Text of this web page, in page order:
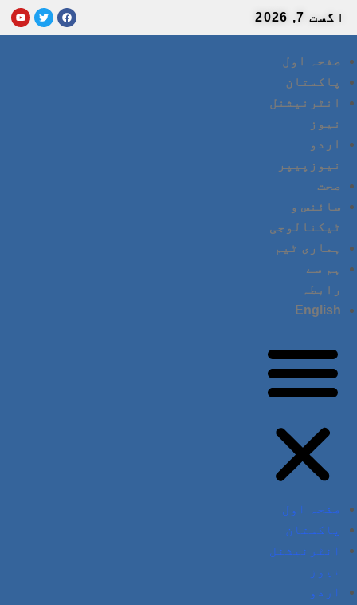
اگست 7, 2026
صفحہ اول
پاکستان
انٹرنیشنل
نیوز
اردو
نیوزپیپر
صحت
سائنس و
ٹیکنالوجی
ہماری ٹیم
ہم سے
رابطہ
English
صفحہ اول
پاکستان
انٹرنیشنل
نیوز
اردو